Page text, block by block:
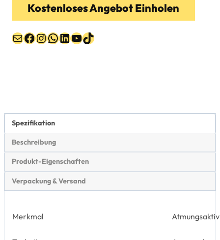
Kostenloses Angebot Einholen
PostFacebook
Instagram
WhatsApp
LinkedIn
YouTube
TikTok
Spezifikation
Beschreibung
Produkt-Eigenschaften
Verpackung & Versand
Merkmal Atmungsaktiv